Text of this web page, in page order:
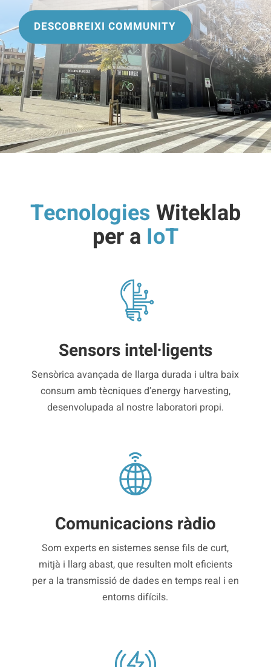
DESCOBREIXI COMMUNITY
TecnologiesWiteklab
per a IoT
Sensors intel·ligents
Sensòrica avançada de llarga durada i ultra baix
consum amb tècniques d’energy harvesting,
desenvolupada al nostre laboratori propi.
Comunicacions ràdio
Som experts en sistemes sense fils de curt,
mitjà i llarg abast, que resulten molt eficients
per a la transmissió de dades en temps real i en
entorns difícils.